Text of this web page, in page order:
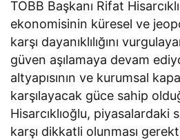
TOBB Başkanı Rifat
ekonomisinin küresel ve
karşı dayanıklılığını
güven aşılamaya devam
altyapısının ve kurumsal
karşılayacak güce sahip
Hisarcıklıoğlu, piyasalardaki
karşı dikkatli olunması